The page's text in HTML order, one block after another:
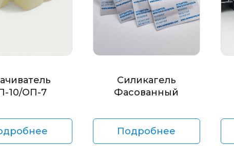
10/ОП-7
Силикагель
Фасованный
Подробнее